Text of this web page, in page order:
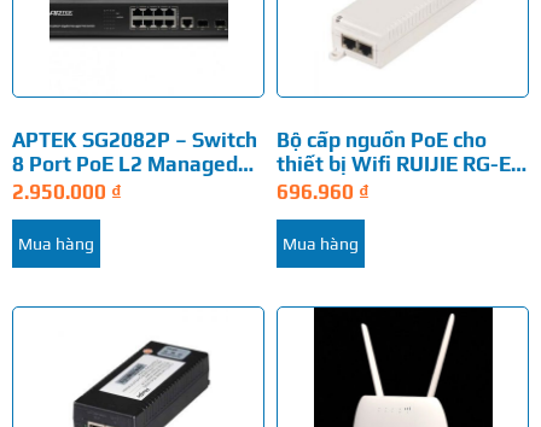
APTEK SG2082P – Switch
8 Port PoE L2 Managed
Gigabit
2.950.000 ₫
Mua hàng
Bộ cấp nguồn PoE cho
thiết bị Wifi RUIJIE RG-E-
120(GE)
696.960 ₫
Mua hàng